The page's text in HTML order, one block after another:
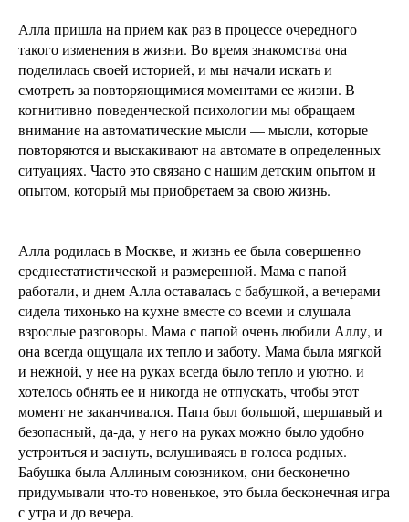
Алла пришла на прием как раз в процессе очередного
такого изменения в жизни. Во время знакомства она
поделилась своей историей, и мы начали искать и
смотреть за повторяющимися моментами ее жизни. В
когнитивно-поведенческой психологии мы обращаем
внимание на автоматические мысли — мысли, которые
повторяются и выскакивают на автомате в определенных
ситуациях. Часто это связано с нашим детским опытом и
опытом, который мы приобретаем за свою жизнь.
Алла родилась в Москве, и жизнь ее была совершенно
среднестатистической и размеренной. Мама с папой
работали, и днем Алла оставалась с бабушкой, а вечерами
сидела тихонько на кухне вместе со всеми и слушала
взрослые разговоры. Мама с папой очень любили Аллу, и
она всегда ощущала их тепло и заботу. Мама была мягкой
и нежной, у нее на руках всегда было тепло и уютно, и
хотелось обнять ее и никогда не отпускать, чтобы этот
момент не заканчивался. Папа был большой, шершавый и
безопасный, да-да, у него на руках можно было удобно
устроиться и заснуть, вслушиваясь в голоса родных.
Бабушка была Аллиным союзником, они бесконечно
придумывали что-то новенькое, это была бесконечная игра
с утра и до вечера.